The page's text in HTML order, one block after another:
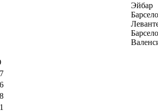
Эйбар